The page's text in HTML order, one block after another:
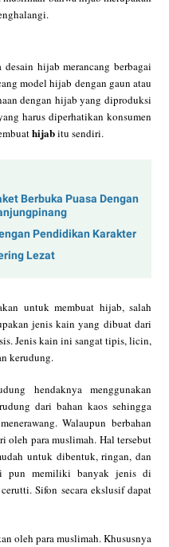
hijab merancang berbagai
model hijab dengan gaun atau
dengan hijab yang diproduksi
harus diperhatikan konsumen
hijabitu sendiri.
Berbuka Puasa Dengan
Pendidikan Karakter
Lezat
untuk membuat hijab, salah
jenis kain yang dibuat dari
Jenis kain ini sangat tipis, licin,
kerudung.
hendaknya menggunakan
dari bahan kaos sehingga
Walaupun berbahan
oleh para muslimah. Hal tersebut
untuk dibentuk, ringan, dan
pun memiliki banyak jenis di
Sifon secara ekslusif dapat
oleh para muslimah. Khususnya